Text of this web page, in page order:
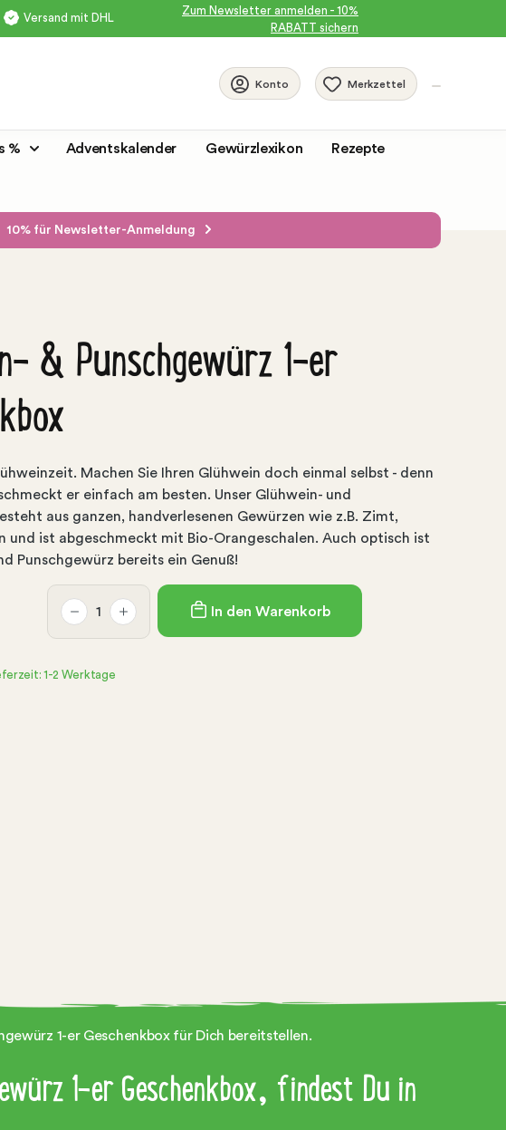
Versand mit DHL
Zum Newsletter anmelden - 10%
RABATT sichern
Konto Merkzettel
% Adventskalender Gewürzlexikon Rezepte
10% für Newsletter-Anmeldung
& Punschgewürz 1-er
Machen Sie Ihren Glühwein doch einmal selbst - denn
er einfach am besten. Unser Glühwein- und
aus ganzen, handverlesenen Gewürzen wie z.B. Zimt,
und ist abgeschmeckt mit Bio-Orangeschalen. Auch optisch ist
Punschgewürz bereits ein Genuß!
In den Warenkorb
1-2 Werktage
1-er Geschenkbox für Dich bereitstellen.
1-er Geschenkbox, findest Du in